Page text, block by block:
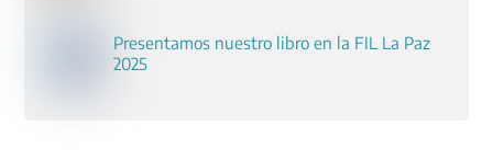
Presentamos nuestro libro en la FIL La Paz
2025